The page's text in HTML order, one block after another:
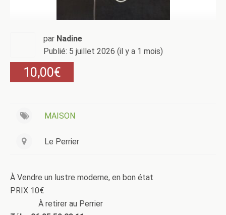
par Nadine
Publié: 5 juillet 2026 (il y a 1 mois)
10,00€
MAISON
Le Perrier
À Vendre un lustre moderne, en bon état
PRIX 10€
À retirer au Perrier